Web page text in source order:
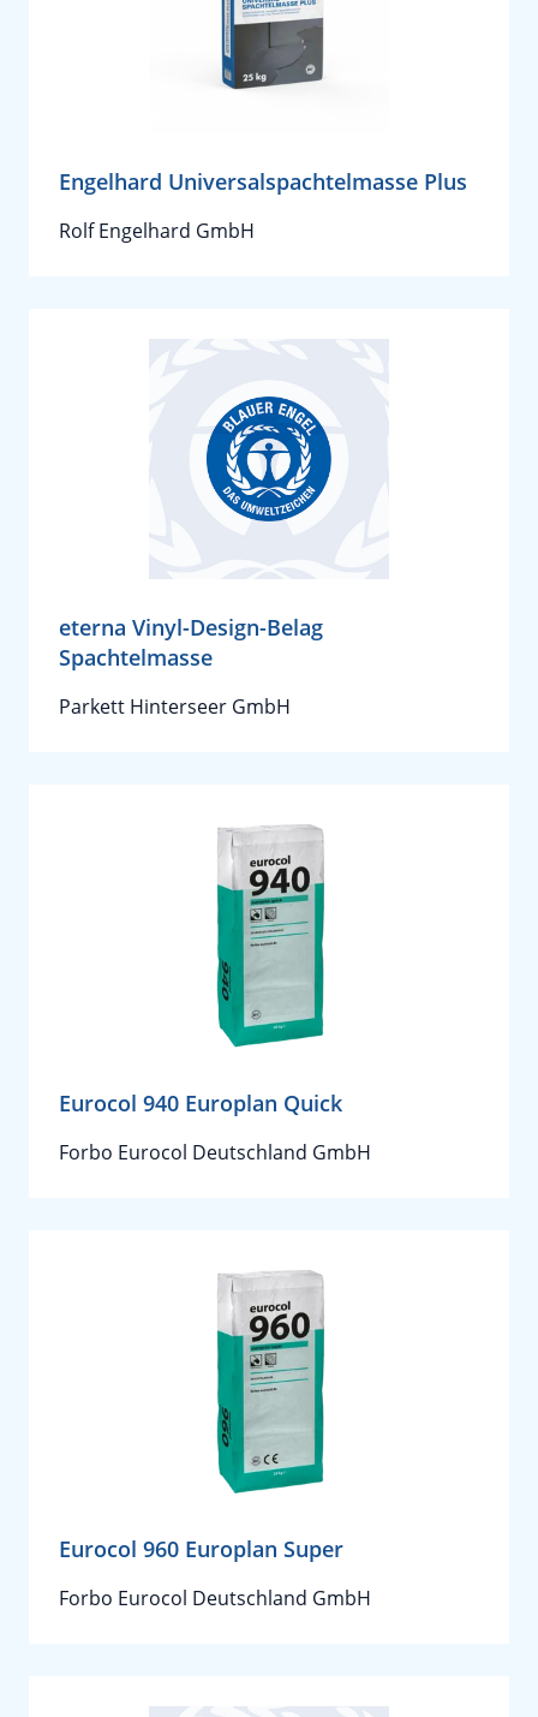
Engelhard Universalspachtelmasse Plus
Rolf Engelhard GmbH
eterna Vinyl-Design-Belag
Spachtelmasse
Parkett Hinterseer GmbH
Eurocol 940 Europlan Quick
Forbo Eurocol Deutschland GmbH
Eurocol 960 Europlan Super
Forbo Eurocol Deutschland GmbH